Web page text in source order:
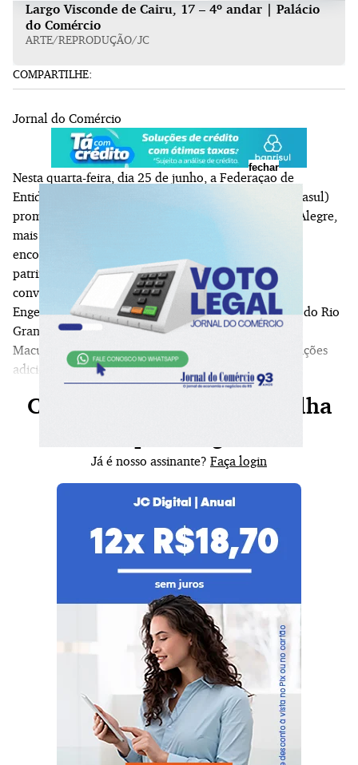
Largo Visconde de Cairu, 17 – 4º andar | Palácio
do Comércio
ARTE/REPRODUÇÃO/JC
COMPARTILHE:
Jornal do Comércio
Nesta quarta-feira, dia 25 de junho, a Federação de
Entidades Empresariais do Rio Grande do Sul (Federasul)
promove, no largo Visconde de Cairu, 17, em Porto Alegre,
mais uma edição da reunião-almoço Tá na Mesa. O
encontro apresenta o painel Missões: 400 anos, um
patrimônio para investir e valorizar. Os palestrantes
convidados são: Mogar Sincak, diretor da Tecnika
Engenharia, Eduardo Loureiro, secretário da Cultura do Rio
Grande do Sul e Janaína Machado, gerente-geral do
Macuco Yucumã, Parque Estadual do Turvo. Informações
adicionais no site: www.federasul.com.br.
Continue sua leitura, escolha
Já é nosso assinante? Faça login
fechar